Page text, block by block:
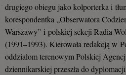
na
Facebooku
drugiego obiegu jako kolporterka i
korespondentka „Obserwatora
Warszawy” i polskiej sekcji Radia
(1991–1993). Kierowała redakcją w
oddziałom terenowym Polskiej
dziennikarskiej przeszła do